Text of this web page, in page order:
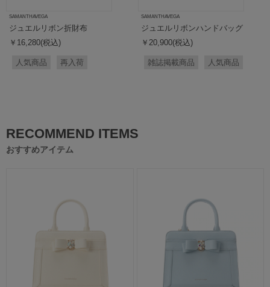
SAMANTHAVEGA
ジュエルリボン折財布
￥16,280(税込)
人気商品 再入荷
SAMANTHAVEGA
ジュエルリボンハンドバッグ
￥20,900(税込)
雑誌掲載商品 人気商品
RECOMMEND ITEMS
おすすめアイテム